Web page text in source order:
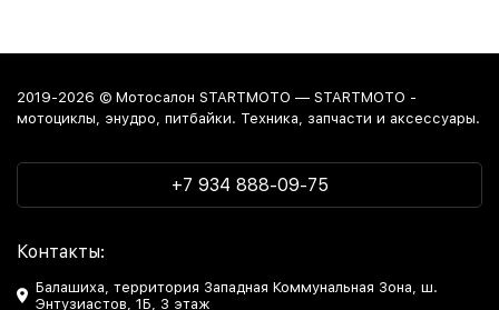
2019-2026 © Мотосалон STARTMOTO — STARTMOTO -
мотоциклы, энудро, питбайки. Техника, запчасти и аксессуары.
+7 934 888-09-75
Контакты:
Балашиха, территория Западная Коммунальная Зона, ш.
Энтузиастов, 1Б, 3 этаж